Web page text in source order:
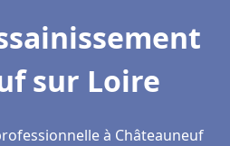
sur Loire
à Châteauneuf